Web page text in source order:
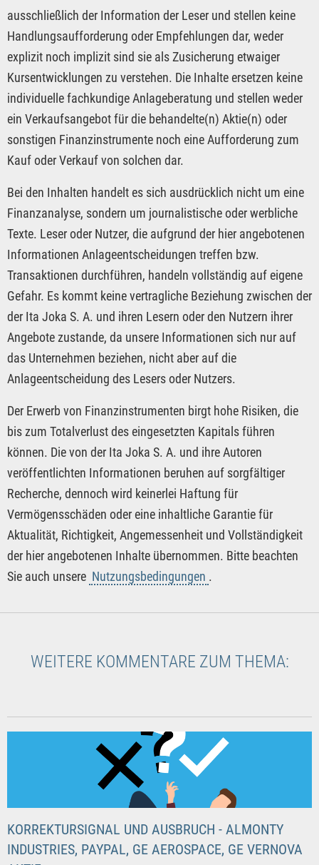
ausschließlich der Information der Leser und stellen keine
Handlungsaufforderung oder Empfehlungen dar, weder
explizit noch implizit sind sie als Zusicherung etwaiger
Kursentwicklungen zu verstehen. Die Inhalte ersetzen keine
individuelle fachkundige Anlageberatung und stellen weder
ein Verkaufsangebot für die behandelte(n) Aktie(n) oder
sonstigen Finanzinstrumente noch eine Aufforderung zum
Kauf oder Verkauf von solchen dar.
Bei den Inhalten handelt es sich ausdrücklich nicht um eine
Finanzanalyse, sondern um journalistische oder werbliche
Texte. Leser oder Nutzer, die aufgrund der hier angebotenen
Informationen Anlageentscheidungen treffen bzw.
Transaktionen durchführen, handeln vollständig auf eigene
Gefahr. Es kommt keine vertragliche Beziehung zwischen der
der Ita Joka S. A. und ihren Lesern oder den Nutzern ihrer
Angebote zustande, da unsere Informationen sich nur auf
das Unternehmen beziehen, nicht aber auf die
Anlageentscheidung des Lesers oder Nutzers.
Der Erwerb von Finanzinstrumenten birgt hohe Risiken, die
bis zum Totalverlust des eingesetzten Kapitals führen
können. Die von der Ita Joka S. A. und ihre Autoren
veröffentlichten Informationen beruhen auf sorgfältiger
Recherche, dennoch wird keinerlei Haftung für
Vermögensschäden oder eine inhaltliche Garantie für
Aktualität, Richtigkeit, Angemessenheit und Vollständigkeit
der hier angebotenen Inhalte übernommen. Bitte beachten
Sie auch unsere Nutzungsbedingungen .
WEITERE KOMMENTARE ZUM THEMA:
KORREKTURSIGNAL UND AUSBRUCH - ALMONTY
INDUSTRIES, PAYPAL, GE AEROSPACE, GE VERNOVA